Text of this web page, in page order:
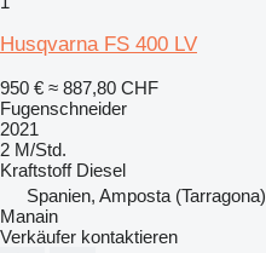
Husqvarna FS 400 LV
950 € ≈ 887,80 CHF
Fugenschneider
2021
2 M/Std.
Kraftstoff Diesel
Spanien, Amposta (Tarragona)
Manain
Verkäufer kontaktieren